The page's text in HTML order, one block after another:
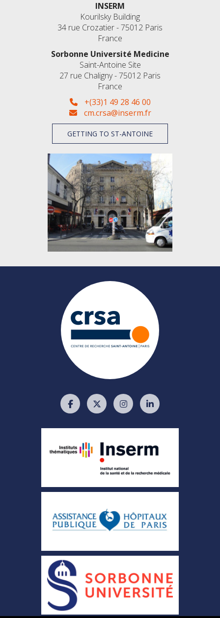
INSERM
Kourilsky Building
34 rue Crozatier - 75012 Paris
France
Sorbonne Université Medicine
Saint-Antoine Site
27 rue Chaligny - 75012 Paris
France
+(33)1 49 28 46 00
cm.crsa@inserm.fr
GETTING TO ST-ANTOINE